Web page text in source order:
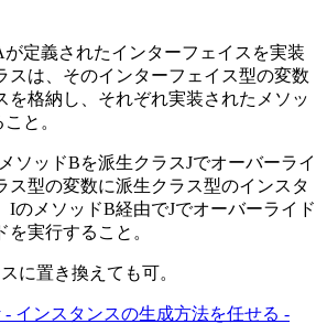
定義されたインターフェイスを実装
スは、そのインターフェイス型の変数
を格納し、それぞれ実装されたメソッ
と。
ソッドBを派生クラスJでオーバーライ
ス型の変数に派生クラス型のインスタ
IのメソッドB経由でJでオーバーライド
を実行すること。
に置き換えても可。
- インスタンスの生成方法を任せる -